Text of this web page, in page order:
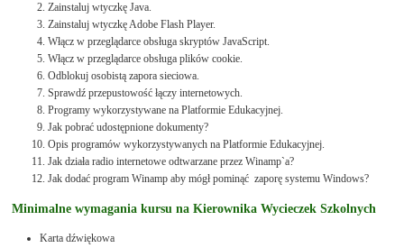
Zainstaluj wtyczkę Java.
Zainstaluj wtyczkę Adobe Flash Player.
Włącz w przeglądarce obsługa skryptów JavaScript.
Włącz w przeglądarce obsługa plików cookie.
Odblokuj osobistą zapora sieciowa.
Sprawdź przepustowość łączy internetowych.
Programy wykorzystywane na Platformie Edukacyjnej.
Jak pobrać udostępnione dokumenty?
Opis programów wykorzystywanych na Platformie Edukacyjnej.
Jak działa radio internetowe odtwarzane przez Winamp`a?
Jak dodać program Winamp aby mógł pominąć zaporę systemu Windows?
Minimalne wymagania kursu na Kierownika Wycieczek Szkolnych
Karta dźwiękowa